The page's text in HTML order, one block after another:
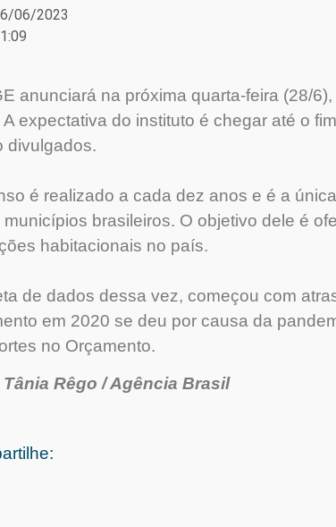
06/2023
anunciará na próxima quarta-feira (28/
A expectativa do instituto é chegar até o
divulgados.
é realizado a cada dez anos e é a
municípios brasileiros. O objetivo dele é
habitacionais no país.
de dados dessa vez, começou com
em 2020 se deu por causa da
no Orçamento.
Rêgo / Agência Brasil